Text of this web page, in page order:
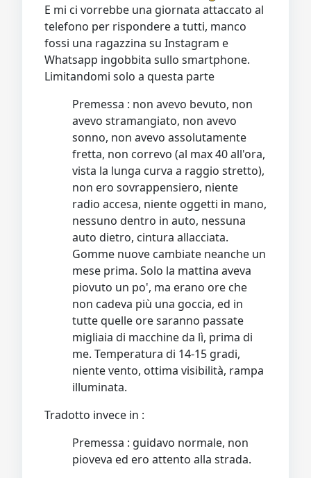
E mi ci vorrebbe una giornata attaccato al
telefono per rispondere a tutti, manco
fossi una ragazzina su Instagram e
Whatsapp ingobbita sullo smartphone.
Limitandomi solo a questa parte
Premessa : non avevo bevuto, non
avevo stramangiato, non avevo
sonno, non avevo assolutamente
fretta, non correvo (al max 40 all'ora,
vista la lunga curva a raggio stretto),
non ero sovrappensiero, niente
radio accesa, niente oggetti in mano,
nessuno dentro in auto, nessuna
auto dietro, cintura allacciata.
Gomme nuove cambiate neanche un
mese prima. Solo la mattina aveva
piovuto un po', ma erano ore che
non cadeva più una goccia, ed in
tutte quelle ore saranno passate
migliaia di macchine da lì, prima di
me. Temperatura di 14-15 gradi,
niente vento, ottima visibilità, rampa
illuminata.
Tradotto invece in :
Premessa : guidavo normale, non
pioveva ed ero attento alla strada.